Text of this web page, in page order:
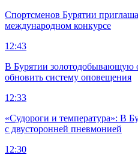
Спортсменов Бурятии
международном конкурсе
12:43
В Бурятии золотодобывающую
обновить систему оповещения
12:33
«Судороги и температура»: В
с двусторонней пневмонией
12:30